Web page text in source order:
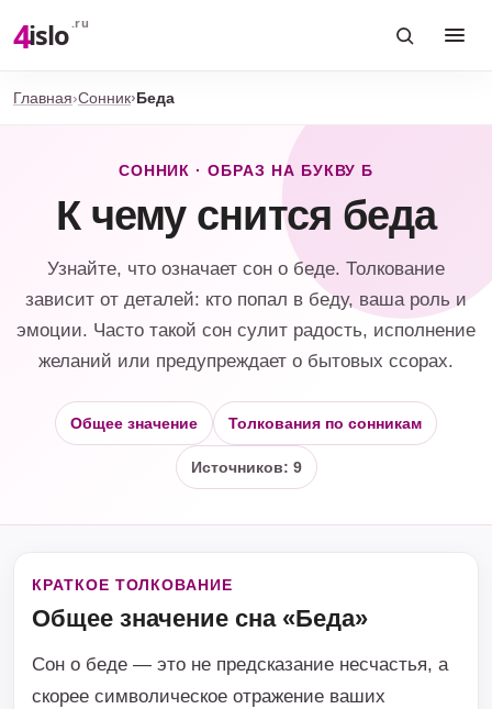
4islo .ru
Главная Сонник Беда
СОННИК · ОБРАЗ НА БУКВУ Б
К чему снится беда
Узнайте, что означает сон о беде. Толкование
зависит от деталей: кто попал в беду, ваша роль и
эмоции. Часто такой сон сулит радость, исполнение
желаний или предупреждает о бытовых ссорах.
Общее значение Толкования по сонникам
Источников: 9
КРАТКОЕ ТОЛКОВАНИЕ
Общее значение сна «Беда»
Сон о беде — это не предсказание несчастья, а
скорее символическое отражение ваших